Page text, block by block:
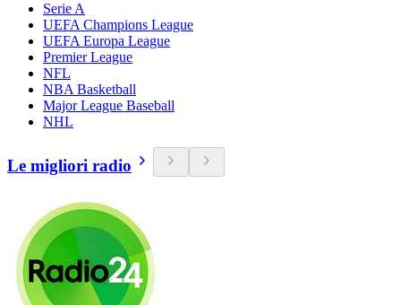
Serie A
UEFA Champions League
UEFA Europa League
Premier League
NFL
NBA Basketball
Major League Baseball
NHL
Le migliori radio